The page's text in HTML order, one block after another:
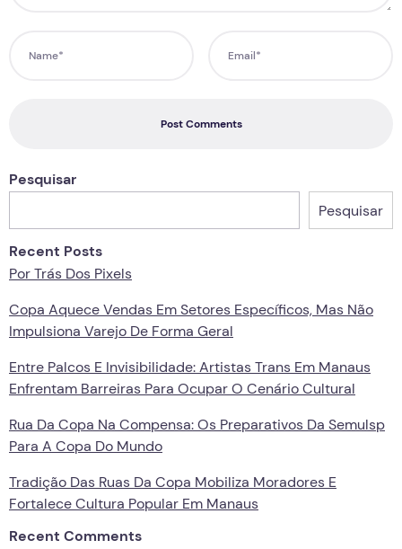
Post Comments
Pesquisar
Pesquisar
Recent Posts
Por Trás Dos Pixels
Copa Aquece Vendas Em Setores Específicos, Mas Não
Impulsiona Varejo De Forma Geral
Entre Palcos E Invisibilidade: Artistas Trans Em Manaus
Enfrentam Barreiras Para Ocupar O Cenário Cultural
Rua Da Copa Na Compensa: Os Preparativos Da Semulsp
Para A Copa Do Mundo
Tradição Das Ruas Da Copa Mobiliza Moradores E
Fortalece Cultura Popular Em Manaus
Recent Comments